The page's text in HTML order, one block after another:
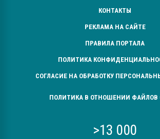
КОНТАКТЫ
РЕКЛАМА НА САЙТЕ
ПРАВИЛА ПОРТАЛА
ПОЛИТИКА
СОГЛАСИЕ НА ОБРАБОТКУ
ПОЛИТИКА В ОТНОШЕНИИ ФАЙЛОВ
>13 000